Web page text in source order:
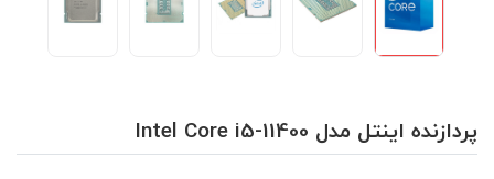
پردازنده اینتل مدل Intel Core i5-11400